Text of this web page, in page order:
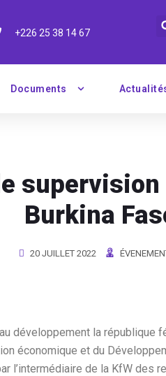
+226 25 38 14 67
Documents
supervision
Burkina
20 JUILLET 2022
développement la république
économique et du
l’intermédiaire de la KfW des